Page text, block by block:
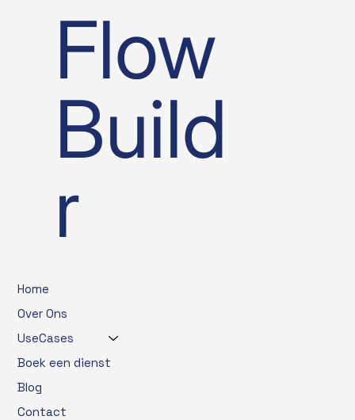
Flow
Build
r
Home
Over Ons
UseCases
Boek een dienst
Blog
Contact